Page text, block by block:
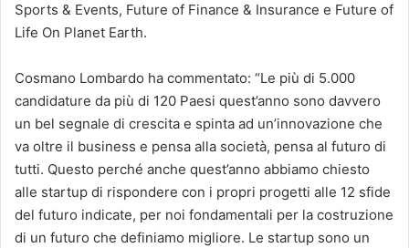
Sports & Events, Future of Finance & Insurance e Future of
Life On Planet Earth.
Cosmano Lombardo ha commentato: “Le più di 5.000
candidature da più di 120 Paesi quest’anno sono davvero
un bel segnale di crescita e spinta ad un’innovazione che
va oltre il business e pensa alla società, pensa al futuro di
tutti. Questo perché anche quest’anno abbiamo chiesto
alle startup di rispondere con i propri progetti alle 12 sfide
del futuro indicate, per noi fondamentali per la costruzione
di un futuro che definiamo migliore. Le startup sono un